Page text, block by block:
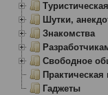
Шутки,
Знакомства
Свободное
Практическая
Гаджеты